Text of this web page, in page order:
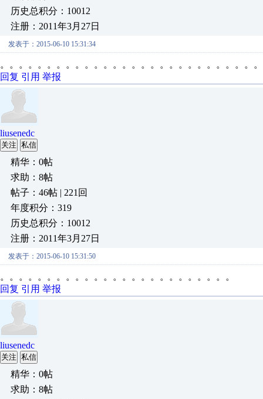
历史总积分：10012
注册：2011年3月27日
发表于：2015-06-10 15:31:34
。。。。。。。。。。。。。。。。。。。。。。。。。。。
回复 引用 举报
liusenedc
关注 私信
精华：0帖
求助：8帖
帖子：46帖 | 221回
年度积分：319
历史总积分：10012
注册：2011年3月27日
发表于：2015-06-10 15:31:50
。。。。。。。。。。。。。。。。。。。。。。。。。
回复 引用 举报
liusenedc
关注 私信
精华：0帖
求助：8帖